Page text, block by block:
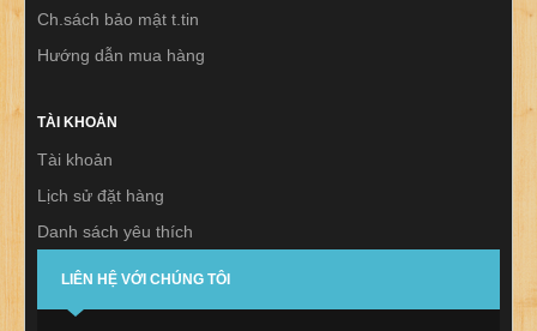
Ch.sách bảo mật t.tin
Hướng dẫn mua hàng
TÀI KHOẢN
Tài khoản
Lịch sử đặt hàng
Danh sách yêu thích
Thư báo
LIÊN HỆ VỚI CHÚNG TÔI